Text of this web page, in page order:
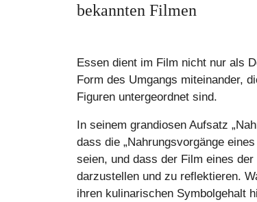
bekannten Filmen
Essen dient im Film nicht nur als
Form des Umgangs miteinander,
Figuren untergeordnet sind.
In seinem grandiosen Aufsatz
dass die „Nahrungsvorgänge
seien, und dass der Film eines
darzustellen und zu reflektieren.
ihren kulinarischen Symbolgehalt